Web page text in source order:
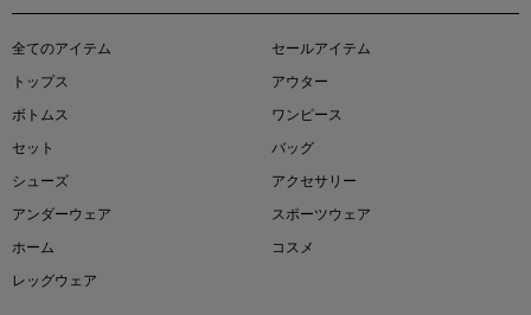
即戦力アイテム続々対象
全てのアイテム
セールアイテム
トップス
アウター
ボトムス
ワンピース
セット
バッグ
シューズ
アクセサリー
アンダーウェア
スポーツウェア
ホーム
コスメ
レッグウェア